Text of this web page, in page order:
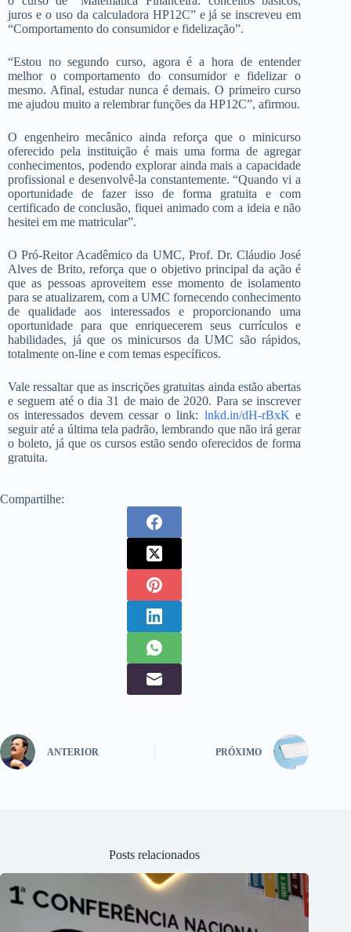
juros e o uso da calculadora HP12C” e já se inscreveu em
“Comportamento do consumidor e fidelização”.
“Estou no segundo curso, agora é a hora de entender
melhor o comportamento do consumidor e fidelizar o
mesmo. Afinal, estudar nunca é demais. O primeiro curso
me ajudou muito a relembrar funções da HP12C”, afirmou.
O engenheiro mecânico ainda reforça que o minicurso
oferecido pela instituição é mais uma forma de agregar
conhecimentos, podendo explorar ainda mais a capacidade
profissional e desenvolvê-la constantemente. “Quando vi a
oportunidade de fazer isso de forma gratuita e com
certificado de conclusão, fiquei animado com a ideia e não
hesitei em me matricular”.
O Pró-Reitor Acadêmico da UMC, Prof. Dr. Cláudio José
Alves de Brito, reforça que o objetivo principal da ação é
que as pessoas aproveitem esse momento de isolamento
para se atualizarem, com a UMC fornecendo conhecimento
de qualidade aos interessados e proporcionando uma
oportunidade para que enriquecerem seus currículos e
habilidades, já que os minicursos da UMC são rápidos,
totalmente on-line e com temas específicos.
Vale ressaltar que as inscrições gratuitas ainda estão abertas
e seguem até o dia 31 de maio de 2020. Para se inscrever
os interessados devem cessar o link: lnkd.in/dH-rBxK e
seguir até a última tela padrão, lembrando que não irá gerar
o boleto, já que os cursos estão sendo oferecidos de forma
gratuita.
Compartilhe:
ANTERIOR PRÓXIMO
Posts relacionados